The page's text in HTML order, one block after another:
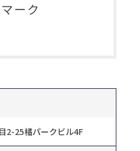
ーク
2-25橘パークビル4F